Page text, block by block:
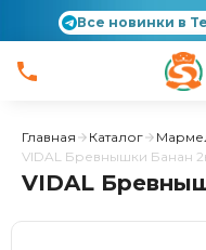
Все новинки в
Главная Каталог
VIDAL Бревнышки Банан
VIDAL